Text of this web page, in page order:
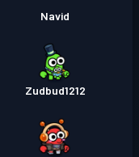
Navid
Zudbud1212